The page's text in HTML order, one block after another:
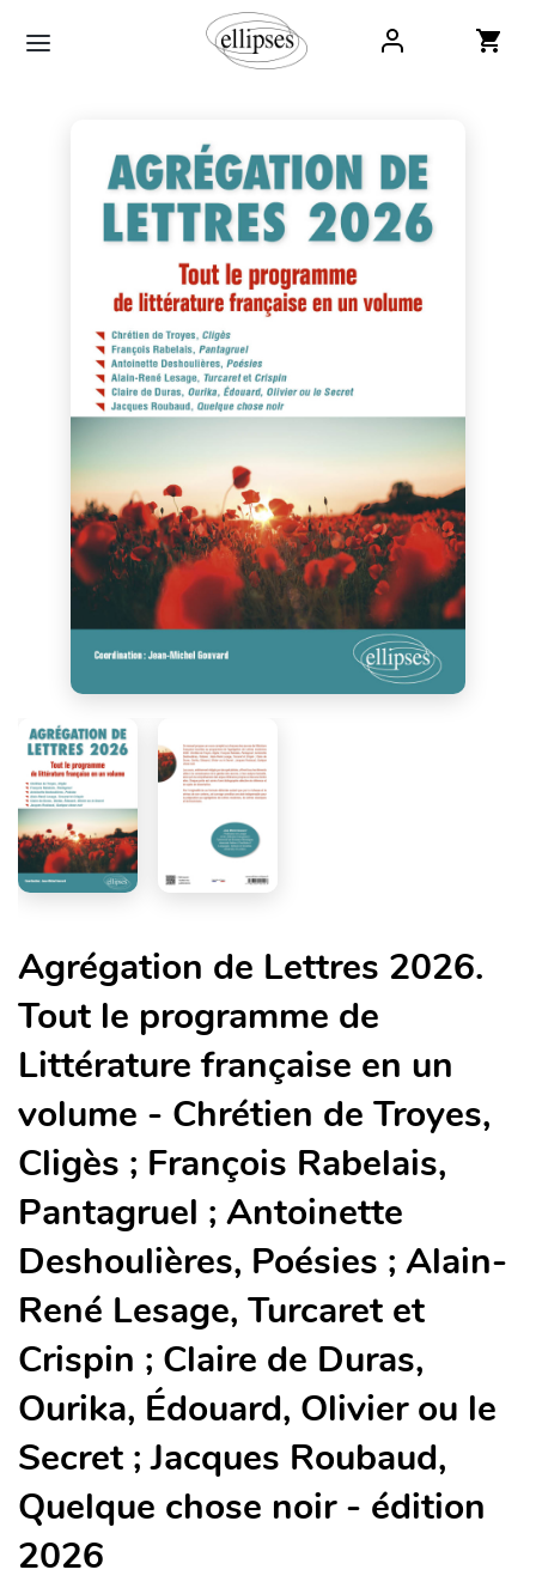
Agrégation de Lettres 2026.
Tout le programme de
Littérature française en un
volume - Chrétien de Troyes,
Cligès ; François Rabelais,
Pantagruel ; Antoinette
Deshoulières, Poésies ; Alain-
René Lesage, Turcaret et
Crispin ; Claire de Duras,
Ourika, Édouard, Olivier ou le
Secret ; Jacques Roubaud,
Quelque chose noir - édition
2026